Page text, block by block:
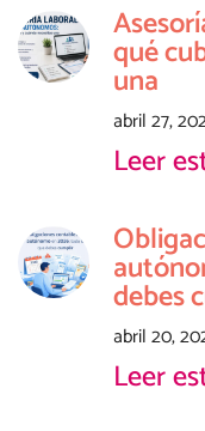
qué
una
abril 27,
Leer
debes
abril 20,
Leer